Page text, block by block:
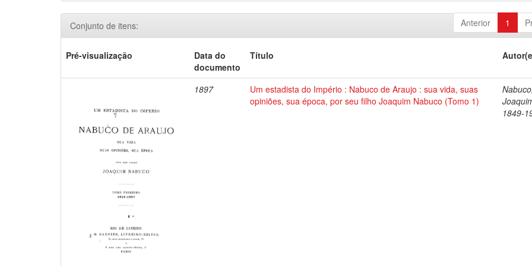
Anterior 1
Conjunto de itens:
Pré-visualização
Data do
documento
Título
1897
Um estadista do Império : Nabuco de Araujo : sua vida, suas
opiniões, sua época, por seu filho Joaquim Nabuco (Tomo 1)
Nabuco,
1849-